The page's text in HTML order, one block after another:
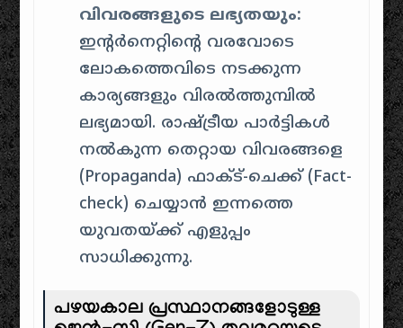
വിവരങ്ങളുടെ ലഭ്യതയും:
ഇന്റർനെറ്റിന്റെ വരവോടെ
ലോകത്തെവിടെ നടക്കുന്ന
കാര്യങ്ങളും വിരൽത്തുമ്പിൽ
ലഭ്യമായി. രാഷ്ട്രീയ പാർട്ടികൾ
നൽകുന്ന തെറ്റായ വിവരങ്ങളെ
(Propaganda) ഫാക്ട്-ചെക്ക് (Fact-
check) ചെയ്യാൻ ഇന്നത്തെ
യുവതയ്ക്ക് എളുപ്പം
സാധിക്കുന്നു.
പഴയകാല പ്രസ്ഥാനങ്ങളോടുള്ള